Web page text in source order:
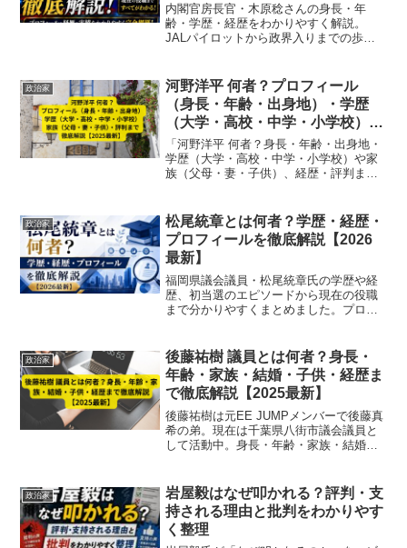
内閣官房長官・木原稔さんの身長・年
齢・学歴・経歴をわかりやすく解説。
JALパイロットから政界入りまでの歩み
政治家
河野洋平 何者？プロフィール
（身長・年齢・出身地）・学歴
（大学・高校・中学・小学校）・
家族（父母・妻・子供）・評判ま
で徹底解説【2025最新】
「河野洋平 何者？身長・年齢・出身地・
学歴（大学・高校・中学・小学校）や家
族（父母・妻・子供）、経歴・評判まで
政治家
松尾統章とは何者？学歴・経歴・
プロフィールを徹底解説【2026
最新】
福岡県議会議員・松尾統章氏の学歴や経
歴、初当選のエピソードから現在の役職
まで分かりやすくまとめました。プロフ
政治家
後藤祐樹 議員とは何者？身長・
年齢・家族・結婚・子供・経歴ま
で徹底解説【2025最新】
後藤祐樹は元EE JUMPメンバーで後藤真
希の弟。現在は千葉県八街市議会議員と
して活動中。身長・年齢・家族・結婚・
政治家
岩屋毅はなぜ叩かれる？評判・支
持される理由と批判をわかりやす
く整理